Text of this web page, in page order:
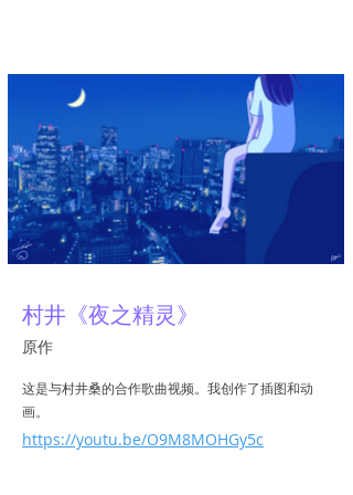
村井《夜之精灵》
原作
这是与村井桑的合作歌曲视频。我创作了插图和动
画。
https://youtu.be/O9M8MOHGy5c